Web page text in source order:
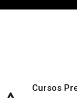
Cursos